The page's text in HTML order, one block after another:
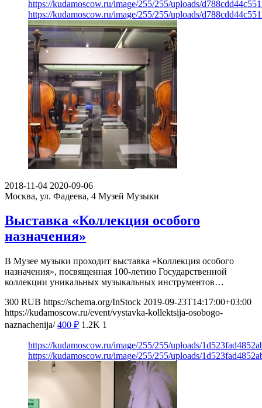
https://kudamoscow.ru/image/255/255/uploads/
https://kudamoscow.ru/image/255/255/uploads/
2018-11-04 2020-09-06
Москва, ул. Фадеева, 4 Музей Музыки
Выставка «Коллекция особого
назначения»
В Музее музыки проходит выставка «Коллекция особого
назначения», посвященная 100-летию Государственной
коллекции уникальных музыкальных инструментов…
300 RUB https://schema.org/InStock 2019-09-23T14:17:00+03:00
https://kudamoscow.ru/event/vystavka-kollektsija-osobogo-
naznachenija/ 400 ₽ 1.2K 1
https://kudamoscow.ru/image/255/255/uploads/
https://kudamoscow.ru/image/255/255/uploads/